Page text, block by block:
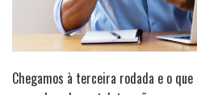
Chegamos à terceira rodada e o